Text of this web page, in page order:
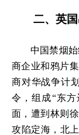
二、英
中国禁烟
商企业和鸦片
商对华战争计
令，组成“东
面，遭到林则
攻陷定海，北